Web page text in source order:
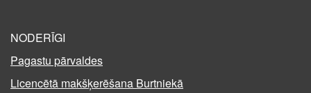
NODERĪGI
Pagastu pārvaldes
Licencētā makšķerēšana Burtniekā